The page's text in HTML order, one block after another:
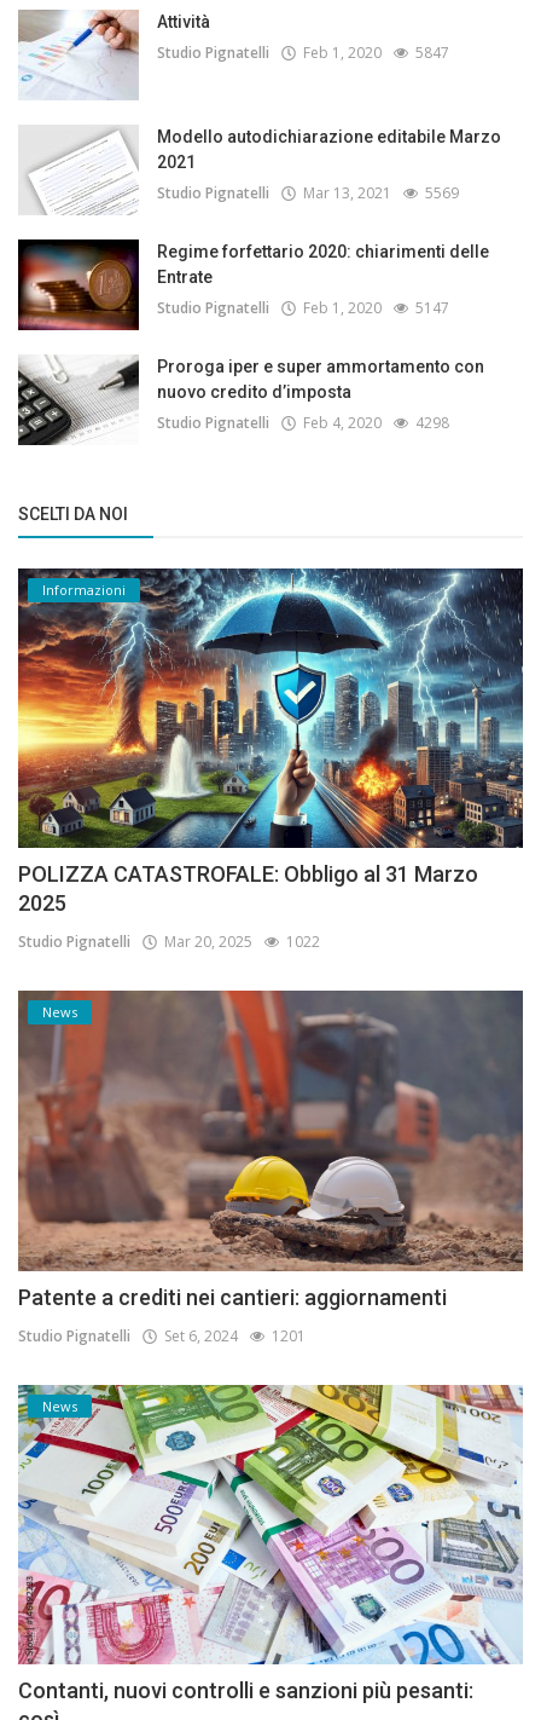
Attività
Studio Pignatelli Feb 1, 2020 5847
Modello autodichiarazione editabile Marzo
2021
Studio Pignatelli Mar 13, 2021 5569
Regime forfettario 2020: chiarimenti delle
Entrate
Studio Pignatelli Feb 1, 2020 5147
Proroga iper e super ammortamento con
nuovo credito d’imposta
Studio Pignatelli Feb 4, 2020 4298
SCELTI DA NOI
Informazioni
POLIZZA CATASTROFALE: Obbligo al 31 Marzo
2025
Studio Pignatelli Mar 20, 2025 1022
News
Patente a crediti nei cantieri: aggiornamenti
Studio Pignatelli Set 6, 2024 1201
News
Contanti, nuovi controlli e sanzioni più pesanti: